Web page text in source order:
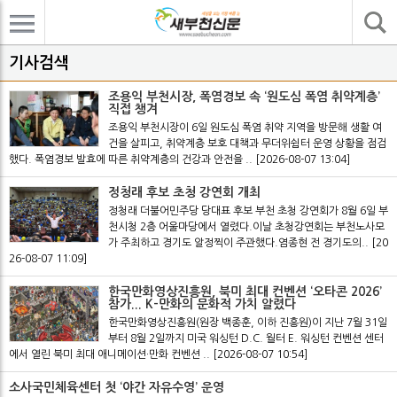
기사검색
조용익 부천시장, 폭염경보 속 ‘원도심 폭염 취약계층’
직접 챙겨
조용익 부천시장이 6일 원도심 폭염 취약 지역을 방문해 생활 여
건을 살피고, 취약계층 보호 대책과 무더위쉼터 운영 상황을 점검
했다. 폭염경보 발효에 따른 취약계층의 건강과 안전을 ..
[2026-08-07 13:04]
정청래 후보 초청 강연회 개최
정청래 더불어민주당 당대표 후보 부천 초청 강연회가 8월 6일 부
천시청 2층 어울마당에서 열렸다.이날 초청강연회는 부천노사모
가 주최하고 경기도 알정찍이 주관했다.염종현 전 경기도의..
[20
26-08-07 11:09]
한국만화영상진흥원, 북미 최대 컨벤션 ‘오타콘 2026’
참가... K-만화의 문화적 가치 알렸다
한국만화영상진흥원(원장 백종훈, 이하 진흥원)이 지난 7월 31일
부터 8월 2일까지 미국 워싱턴 D.C. 월터 E. 워싱턴 컨벤션 센터
에서 열린 북미 최대 애니메이션·만화 컨벤션 ..
[2026-08-07 10:54]
소사국민체육센터 첫 ‘야간 자유수영’ 운영